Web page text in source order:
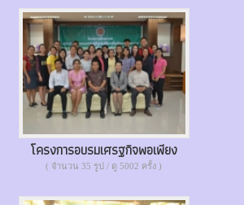
โครงการอบรมเศรฐกิจพอเพียง
( จำนวน 35 รูป / ดู 5002 ครั้ง )